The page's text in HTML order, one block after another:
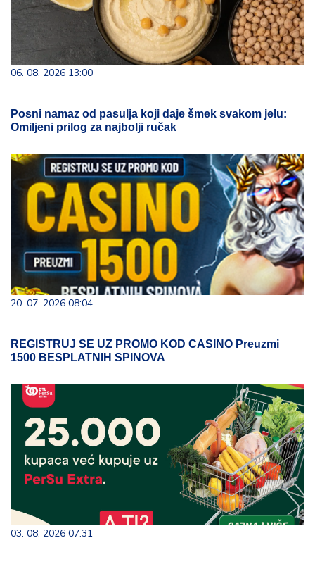
06. 08. 2026 13:00
Posni namaz od pasulja koji daje šmek svakom jelu:
Omiljeni prilog za najbolji ručak
20. 07. 2026 08:04
REGISTRUJ SE UZ PROMO KOD CASINO Preuzmi
1500 BESPLATNIH SPINOVA
03. 08. 2026 07:31